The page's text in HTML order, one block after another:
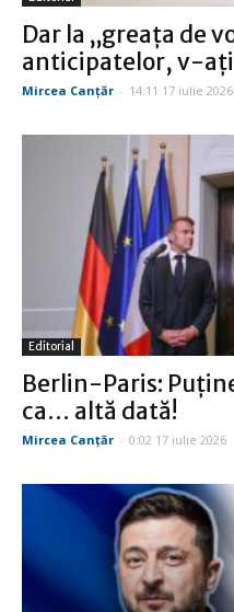
Dar la „greaţa de
anticipatelor, v-
Mircea Canţăr - 14:11 17 iulie 2026
Editorial
Berlin-Paris:
ca… altă dată!
Mircea Canţăr - 0:02 17 iulie 2026